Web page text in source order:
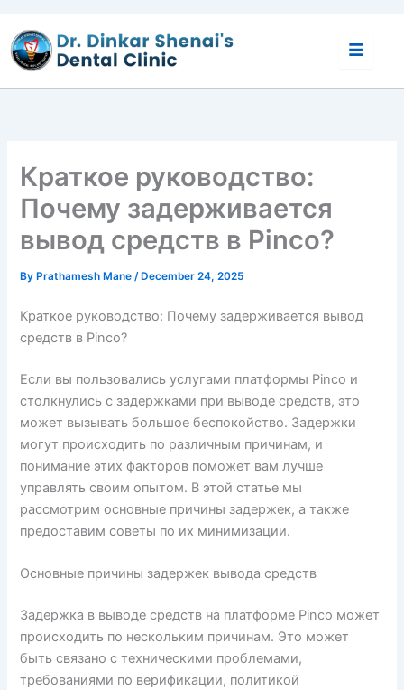
content
Краткое руководство:
Почему задерживается
вывод средств в Pinco?
ByPrathamesh Mane/December 24, 2025
Краткое руководство: Почему задерживается вывод
средств в Pinco?
Если вы пользовались услугами платформы Pinco и
столкнулись с задержками при выводе средств, это
может вызывать большое беспокойство. Задержки
могут происходить по различным причинам, и
понимание этих факторов поможет вам лучше
управлять своим опытом. В этой статье мы
рассмотрим основные причины задержек, а также
предоставим советы по их минимизации.
Основные причины задержек вывода средств
Задержка в выводе средств на платформе Pinco может
происходить по нескольким причинам. Это может
быть связано с техническими проблемами,
требованиями по верификации, политикой